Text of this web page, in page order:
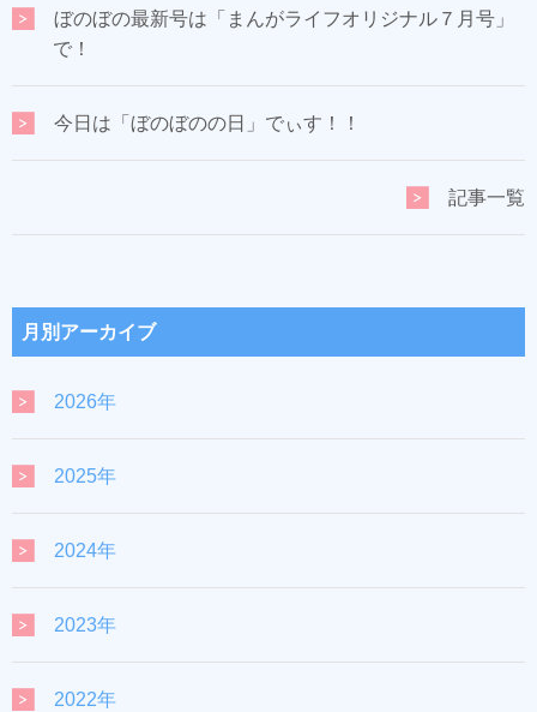
ぼのぼの最新号は「まんがライフオリジナル７月号」
で！
今日は「ぼのぼのの日」でぃす！！
記事一覧
月別アーカイブ
2026年
2025年
2024年
2023年
2022年